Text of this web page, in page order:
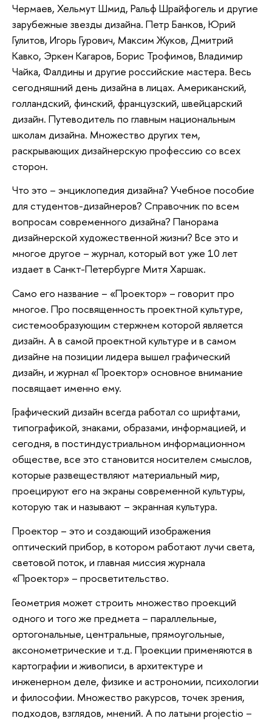
Чермаев, Хельмут Шмид, Ральф Шрайфогель и другие
зарубежные звезды дизайна. Петр Банков, Юрий
Гулитов, Игорь Гурович, Максим Жуков, Дмитрий
Кавко, Эркен Кагаров, Борис Трофимов, Владимир
Чайка, Фалдины и другие российские мастера. Весь
сегодняшний день дизайна в лицах. Американский,
голландский, финский, французский, швейцарский
дизайн. Путеводитель по главным национальным
школам дизайна. Множество других тем,
раскрывающих дизайнерскую профессию со всех
сторон.
Что это – энциклопедия дизайна? Учебное пособие
для студентов-дизайнеров? Справочник по всем
вопросам современного дизайна? Панорама
дизайнерской художественной жизни? Все это и
многое другое – журнал, который вот уже 10 лет
издает в Санкт-Петербурге Митя Харшак.
Само его название – «Проектор» – говорит про
многое. Про посвященность проектной культуре,
системообразующим стержнем которой является
дизайн. А в самой проектной культуре и в самом
дизайне на позиции лидера вышел графический
дизайн, и журнал «Проектор» основное внимание
посвящает именно ему.
Графический дизайн всегда работал со шрифтами,
типографикой, знаками, образами, информацией, и
сегодня, в постиндустриальном информационном
обществе, все это становится носителем смыслов,
которые развеществляют материальный мир,
проецируют его на экраны современной культуры,
которую так и называют – экранная культура.
Проектор – это и создающий изображения
оптический прибор, в котором работают лучи света,
световой поток, и главная миссия журнала
«Проектор» – просветительство.
Геометрия может строить множество проекций
одного и того же предмета – параллельные,
ортогональные, центральные, прямоугольные,
аксонометрические и т.д. Проекции применяются в
картографии и живописи, в архитектуре и
инженерном деле, физике и астрономии, психологии
и философии. Множество ракурсов, точек зрения,
подходов, взглядов, мнений. А по латыни projectio –